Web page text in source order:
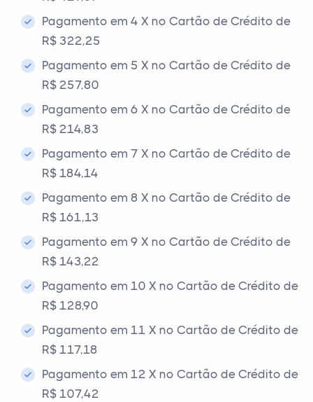
Pagamento em 4 X no Cartão de Crédito de
R$ 322,25
Pagamento em 5 X no Cartão de Crédito de
R$ 257,80
Pagamento em 6 X no Cartão de Crédito de
R$ 214,83
Pagamento em 7 X no Cartão de Crédito de
R$ 184,14
Pagamento em 8 X no Cartão de Crédito de
R$ 161,13
Pagamento em 9 X no Cartão de Crédito de
R$ 143,22
Pagamento em 10 X no Cartão de Crédito de
R$ 128,90
Pagamento em 11 X no Cartão de Crédito de
R$ 117,18
Pagamento em 12 X no Cartão de Crédito de
R$ 107,42